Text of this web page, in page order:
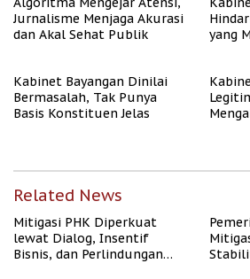
Jurnalisme Menjaga Akurasi
dan Akal Sehat Publik
yang
Kabinet Bayangan Dinilai
Bermasalah, Tak Punya
Basis Konstituen Jelas
Related News
Mitigasi PHK Diperkuat
lewat Dialog, Insentif
Bisnis, dan Perlindungan